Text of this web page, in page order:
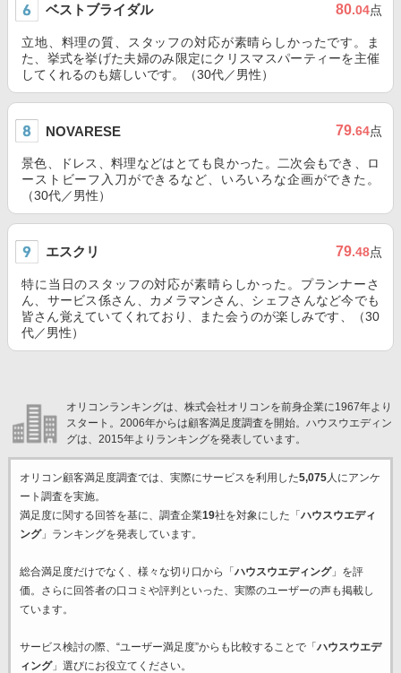
ベストブライダル 80.04点
立地、料理の質、スタッフの対応が素晴らしかったです。ま
た、挙式を挙げた夫婦のみ限定にクリスマスパーティーを主催
してくれるのも嬉しいです。（30代／男性）
NOVARESE 79.64点
景色、ドレス、料理などはとても良かった。二次会もでき、ロ
ーストビーフ入刀ができるなど、いろいろな企画ができた。
（30代／男性）
エスクリ 79.48点
特に当日のスタッフの対応が素晴らしかった。プランナーさ
ん、サービス係さん、カメラマンさん、シェフさんなど今でも
皆さん覚えていてくれており、また会うのが楽しみです、（30
代／男性）
オリコンランキングは、株式会社オリコンを前身企業に1967年より
スタート。2006年からは顧客満足度調査を開始。ハウスウエディン
グは、2015年よりランキングを発表しています。
オリコン顧客満足度調査では、実際にサービスを利用した5,075人にアンケ
ート調査を実施。
満足度に関する回答を基に、調査企業19社を対象にした「 ハウスウエディ
ング」ランキングを発表しています。
総合満足度だけでなく、様々な切り口から「 ハウスウエディング」を評
価。さらに回答者の口コミや評判といった、実際のユーザーの声も掲載し
ています。
サービス検討の際、“ユーザー満足度”からも比較することで「 ハウスウエデ
ィング」選びにお役立てください。